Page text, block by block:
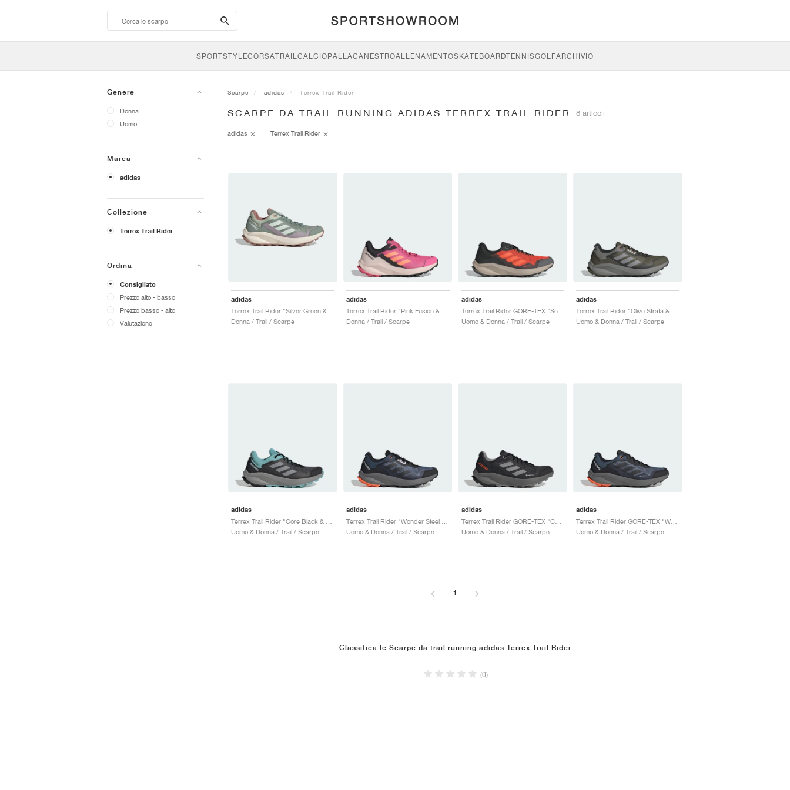
search-
btn
SPORTSTYLECORSATRAILCALCIOPALLACANESTROALLENAMENTOSKATEBOARDTENNISGOLFARCHIVIO
Genere
Donna
Uomo
Marca
adidas
Collezione
Terrex Trail Rider
Ordina
Consigliato
Prezzo alto - basso
Prezzo basso - alto
Valutazione
Scarpe adidas Terrex Trail Rider
SCARPE DA TRAIL RUNNING ADIDAS TERREX TRAIL RIDER 8 articoli
adidas Terrex Trail Rider
adidas
Donna / Trail / Scarpe
adidas
Donna / Trail / Scarpe
adidas
Terrex Trail Rider GORE-TEX "Semi Impact Orange & Core Black"
Uomo & Donna / Trail / Scarpe
adidas
Uomo & Donna / Trail / Scarpe
adidas
Uomo & Donna / Trail / Scarpe
adidas
Uomo & Donna / Trail / Scarpe
adidas
Terrex Trail Rider GORE-TEX "Core Black & Grey Three"
Uomo & Donna / Trail / Scarpe
adidas
Uomo & Donna / Trail / Scarpe
1
Classifica le Scarpe da trail running adidas Terrex Trail Rider
(0)